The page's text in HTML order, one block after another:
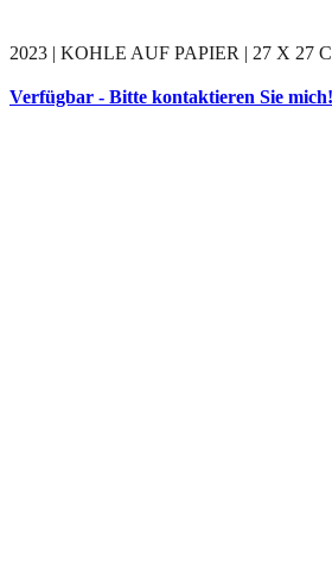
2023 | KOHLE AUF PAPIER | 27 X 27
Verfügbar - Bitte kontaktieren Sie mich!